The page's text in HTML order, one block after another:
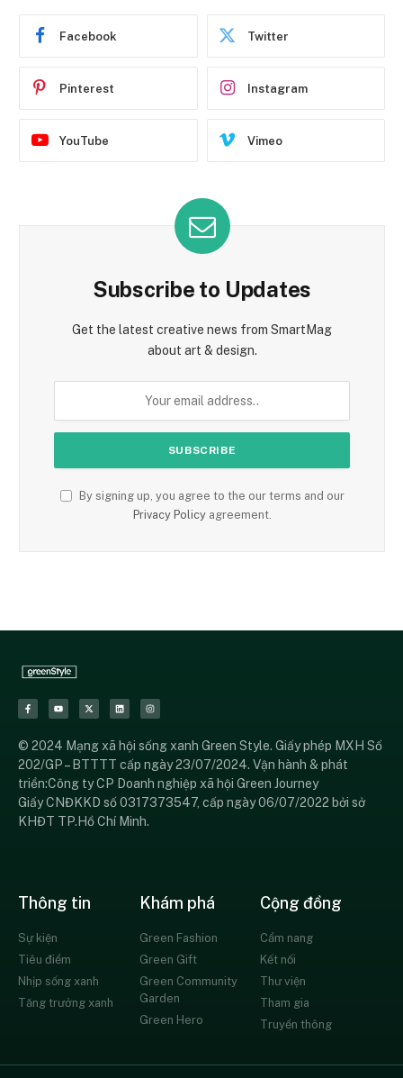
Facebook Twitter
Pinterest Instagram
YouTube Vimeo
Subscribe to Updates
Get the latest creative news from SmartMag
about art & design.
By signing up, you agree to the our terms and our
Privacy Policyagreement.
© 2024 Mạng xã hội sống xanh Green Style. Giấy phép MXH Số
202/GP – BTTTT cấp ngày 23/07/2024. Vận hành & phát
triển:Công ty CP Doanh nghiệp xã hội Green Journey
Giấy CNĐKKD số 0317373547, cấp ngày 06/07/2022 bởi sở
KHĐT TP.Hồ Chí Minh.
Thông tin
Sự kiện
Tiêu điểm
Nhịp sống xanh
Tăng trưởng xanh
Khám phá
Green Fashion
Green Gift
Green Community
Garden
Green Hero
Cộng đồng
Cẩm nang
Kết nối
Thư viện
Tham gia
Truyền thông